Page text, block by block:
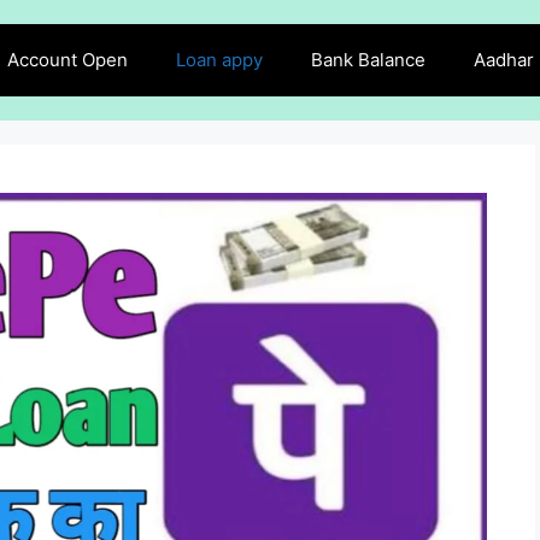
Account Open Loan appy Bank Balance Aadhar